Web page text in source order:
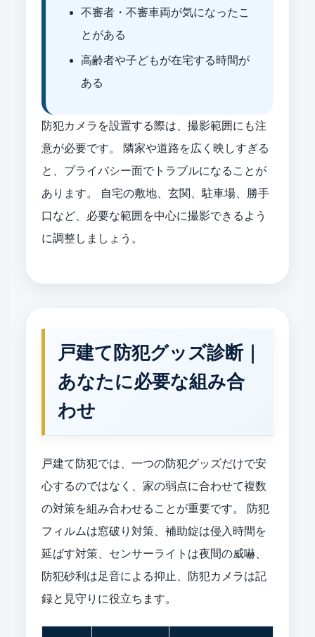
不審者・不審車両が気になったこ
とがある
高齢者や子どもが在宅する時間が
ある
防犯カメラを設置する際は、撮影範囲にも注
意が必要です。 隣家や道路を広く映しすぎる
と、プライバシー面でトラブルになることが
あります。 自宅の敷地、玄関、駐車場、勝手
口など、必要な範囲を中心に撮影できるよう
に調整しましょう。
戸建て防犯グッズ診断｜
あなたに必要な組み合
わせ
戸建て防犯では、一つの防犯グッズだけで安
心するのではなく、家の弱点に合わせて複数
の対策を組み合わせることが重要です。 防犯
フィルムは窓破り対策、補助錠は侵入時間を
延ばす対策、センサーライトは夜間の威嚇、
防犯砂利は足音による抑止、防犯カメラは記
録と見守りに役立ちます。